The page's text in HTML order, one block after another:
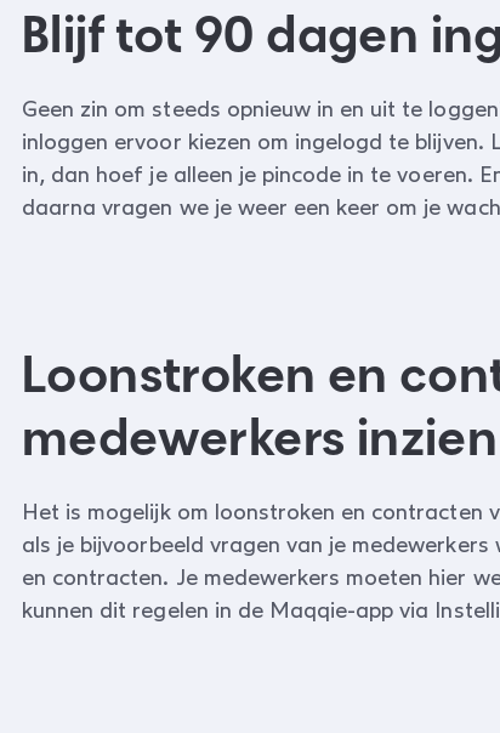
Blijf tot 90 dagen
Geen zin om steeds opnieuw in en uit te
inloggen ervoor kiezen om ingelogd te blijven.
in, dan hoef je alleen je pincode in te voeren.
daarna vragen we je weer een keer om je
Loonstroken en
medewerkers inzien
Het is mogelijk om loonstroken en contracten
als je bijvoorbeeld vragen van je
en contracten. Je medewerkers moeten hier
kunnen dit regelen in de Maqqie-app via